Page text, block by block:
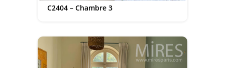
C2404 – Chambre 3